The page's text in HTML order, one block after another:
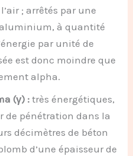
; arrêtés par une
à quantité
par unité de
est donc moindre que
alpha.
(γ) : très énergétiques,
de pénétration dans la
décimètres de béton
d’une épaisseur de